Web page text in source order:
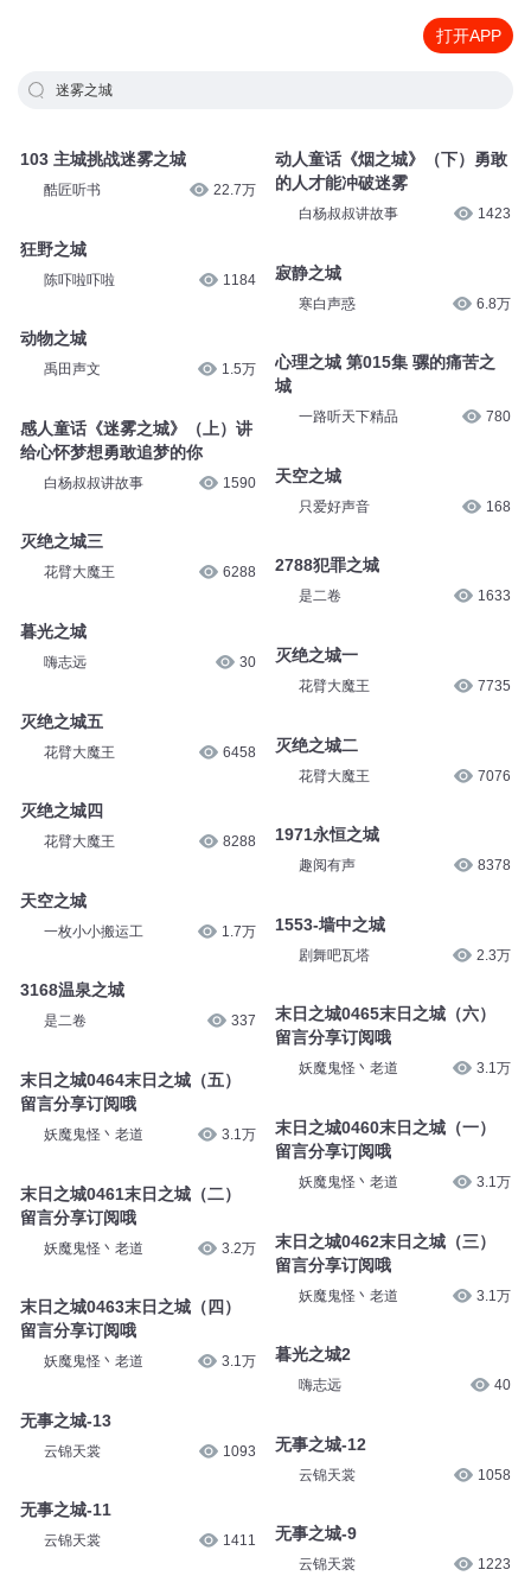
打开APP
迷雾之城
103 主城挑战迷雾之城
酷匠听书 22.7万
狂野之城
陈吓啦吓啦 1184
动物之城
禹田声文 1.5万
感人童话《迷雾之城》（上）讲
给心怀梦想勇敢追梦的你
白杨叔叔讲故事 1590
灭绝之城三
花臂大魔王 6288
暮光之城
嗨志远 30
灭绝之城五
花臂大魔王 6458
灭绝之城四
花臂大魔王 8288
天空之城
一枚小小搬运工 1.7万
3168温泉之城
是二卷 337
末日之城0464末日之城（五）
留言分享订阅哦
妖魔鬼怪丶老道 3.1万
末日之城0461末日之城（二）
留言分享订阅哦
妖魔鬼怪丶老道 3.2万
末日之城0463末日之城（四）
留言分享订阅哦
妖魔鬼怪丶老道 3.1万
无事之城-13
云锦天裳 1093
无事之城-11
云锦天裳 1411
动人童话《烟之城》（下）勇敢
的人才能冲破迷雾
白杨叔叔讲故事 1423
寂静之城
寒白声惑 6.8万
心理之城 第015集 骡的痛苦之
城
一路听天下精品 780
天空之城
只爱好声音 168
2788犯罪之城
是二卷 1633
灭绝之城一
花臂大魔王 7735
灭绝之城二
花臂大魔王 7076
1971永恒之城
趣阅有声 8378
1553-墙中之城
剧舞吧瓦塔 2.3万
末日之城0465末日之城（六）
留言分享订阅哦
妖魔鬼怪丶老道 3.1万
末日之城0460末日之城（一）
留言分享订阅哦
妖魔鬼怪丶老道 3.1万
末日之城0462末日之城（三）
留言分享订阅哦
妖魔鬼怪丶老道 3.1万
暮光之城2
嗨志远 40
无事之城-12
云锦天裳 1058
无事之城-9
云锦天裳 1223